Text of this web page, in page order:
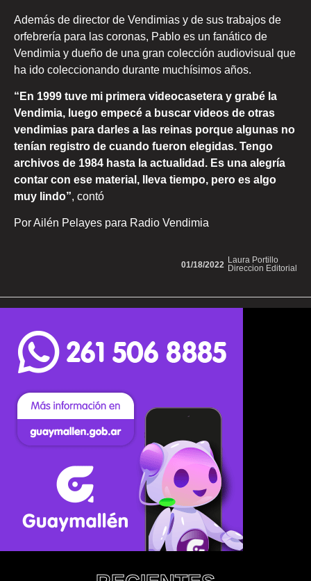
Además de director de Vendimias y de sus trabajos de
orfebrería para las coronas, Pablo es un fanático de
Vendimia y dueño de una gran colección audiovisual que
ha ido coleccionando durante muchísimos años.
“En 1999 tuve mi primera videocasetera y grabé la
Vendimia, luego empecé a buscar videos de otras
vendimias para darles a las reinas porque algunas no
tenían registro de cuando fueron elegidas. Tengo
archivos de 1984 hasta la actualidad. Es una alegría
contar con ese material, lleva tiempo, pero es algo
muy lindo”, contó
Por Ailén Pelayes para Radio Vendimia
Laura Portillo
Direccion Editorial
01/18/2022